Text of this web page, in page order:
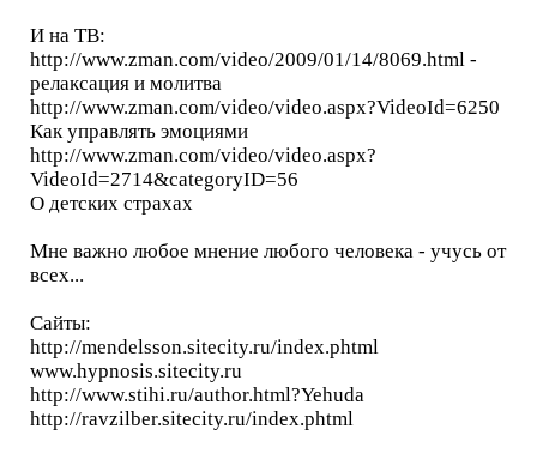
И на ТВ:
http://www.zman.com/video/2009/01/14/8069.html -
релаксация и молитва
http://www.zman.com/video/video.aspx?VideoId=6250
Как управлять эмоциями
http://www.zman.com/video/video.aspx?
VideoId=2714&categoryID=56
О детских страхах
Мне важно любое мнение любого человека - учусь от
всех...
Сайты:
http://mendelsson.sitecity.ru/index.phtml
www.hypnosis.sitecity.ru
http://www.stihi.ru/author.html?Yehuda
http://ravzilber.sitecity.ru/index.phtml